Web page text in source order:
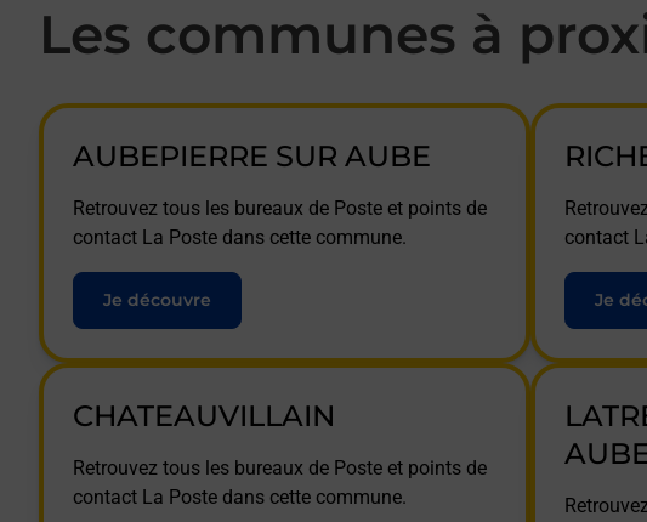
Les communes à
AUBEPIERRE SUR AUBE
Retrouvez tous les bureaux de Poste et points de
contact La Poste dans cette commune.
Je découvre
contact
Je
CHATEAUVILLAIN
Retrouvez tous les bureaux de Poste et points de
contact La Poste dans cette commune.